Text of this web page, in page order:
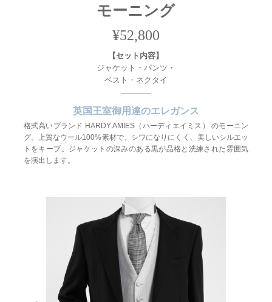
モーニング
¥52,800
【セット内容】
ジャケット・パンツ・
ベスト・ネクタイ
英国王室御用達のエレガンス
格式高いブランド HARDY AMIES（ハーディエイミス） のモーニン
グ。上質なウール100%素材で、シワになりにくく、美しいシルエッ
トをキープ。ジャケットの深みのある黒が品格と洗練された雰囲気
を演出します。